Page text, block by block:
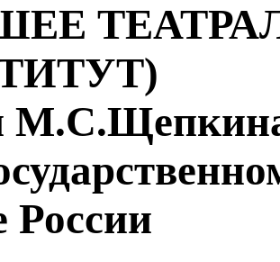
России